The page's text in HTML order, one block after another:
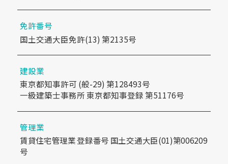
免許番号
国土交通大臣免許(13) 第2135号
建設業
東京都知事許可 (般-29) 第128493号
一級建築士事務所 東京都知事登録 第51176号
管理業
賃貸住宅管理業 登録番号 国土交通大臣(01)第006209
号